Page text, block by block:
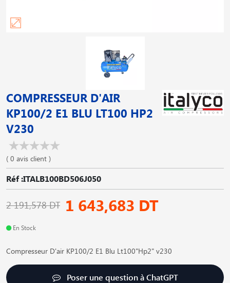
COMPRESSEUR D'AIR
KP100/2 E1 BLU LT100 HP2
V230
( 0 avis client )
Réf :ITALB100BD506J050
2 191,578 DT 1 643,683 DT
En Stock
Compresseur D'air KP100/2 E1 Blu Lt100"Hp2" v230
Poser une question à ChatGPT